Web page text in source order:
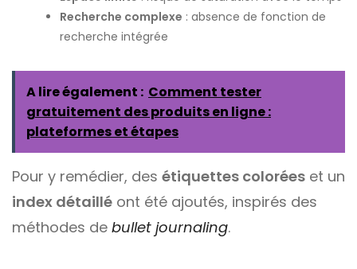
Recherche complexe : absence de fonction de
recherche intégrée
A lire également : Comment tester
gratuitement des produits en ligne :
plateformes et étapes
Pour y remédier, des étiquettes colorées et un
index détaillé ont été ajoutés, inspirés des
méthodes de bullet journaling.